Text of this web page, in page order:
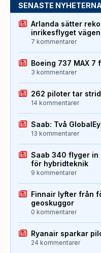
SENASTE NYHETERNA
Arlanda sätter
inrikesflyget
7 kommentarer
Boeing 737 MAX 7
3 kommentarer
262 piloter tar
14 kommentarer
Saab: Två
13 kommentarer
Saab 340 flyger in
för hybridteknik
9 kommentarer
Finnair lyfter från
geoskuggor
0 kommentarer
Ryanair sparkar
24 kommentarer